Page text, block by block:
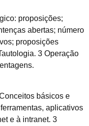
proposições;
abertas; número
proposições
3 Operação
básicos e
aplicativos
e à intranet. 3